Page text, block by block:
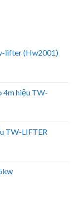
lifter (Hw2001)
4m hiệu TW-
TW-LIFTER